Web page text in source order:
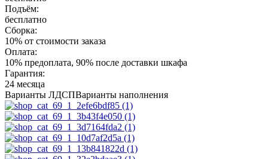
Подъём:
бесплатно
Сборка:
10% от стоимости заказа
Оплата:
10% предоплата, 90% после доставки шкафа
Гарантия:
24 месяца
Варианты ЛДСПВарианты наполнения